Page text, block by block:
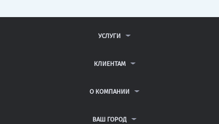
УСЛУГИ
ДИПЛОМНЫЕ РАБОТЫ
РЕФЕРАТЫ
КЛИЕНТАМ
ВОПРОСЫ И ОТВЕТЫ
ПОЛИТИКА КОНФИДЕНЦИАЛЬНОСТИ
О КОМПАНИИ
КОНТАКТЫ
ВАШ ГОРОД